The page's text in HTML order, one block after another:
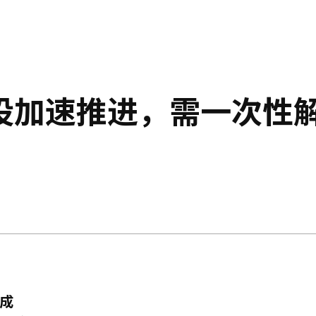
速推进，需一次性